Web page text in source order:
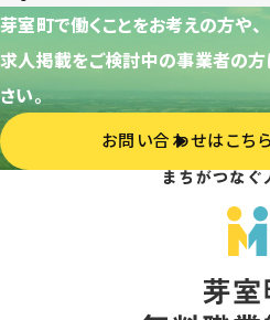
芽室町で働くことをお考えの方や、
求人掲載をご検討中の事業者の方
さい。
お問い合わせはこちら